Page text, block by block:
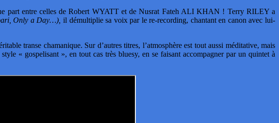
part entre celles de Robert WYATT et de Nusrat Fateh ALI KHAN ! Terry RILEY a
Only a Day…), il démultiplie sa voix par le re-recording, chantant en canon avec lui-
transe chamanique. Sur d’autres titres, l’atmosphère est tout aussi méditative, mais
« gospelisant », en tout cas très bluesy, en se faisant accompagner par un quintet à